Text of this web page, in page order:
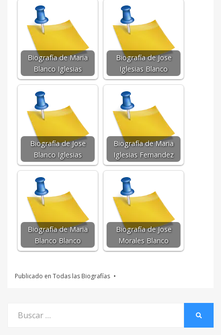
Biografía de Maria
Blanco Iglesias
Biografía de Jose
Iglesias Blanco
Biografía de Jose
Blanco Iglesias
Biografía de Maria
Iglesias Fernandez
Biografía de Maria
Blanco Blanco
Biografía de Jose
Morales Blanco
Publicado en Todas las Biografías
por: